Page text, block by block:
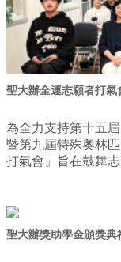
聖大辦全運志願者打氣
為全力支持第十五
暨第九屆特殊奧林
打氣會」旨在鼓舞
聖大辦獎助學金頒獎